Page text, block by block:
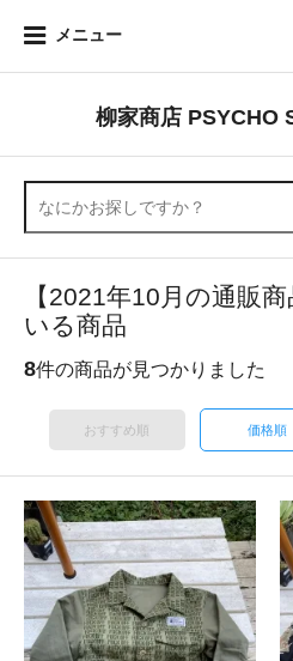
メニュー
柳家商店 PSYCHO
【2021年10月の通販
いる商品
8件の商品が見つかりました
おすすめ順 価格順